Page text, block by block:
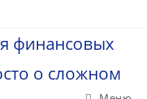
финансовых
о сложном